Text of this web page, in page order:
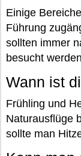
Einige
Führung
sollten immer
besucht
Wann ist
Frühling und
Naturausflüge
sollte man